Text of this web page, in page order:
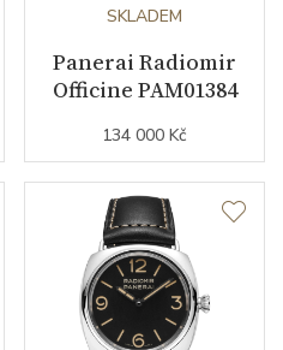
21600
SKLADEM
Panerai Radiomir
Officine PAM01384
134 000 Kč